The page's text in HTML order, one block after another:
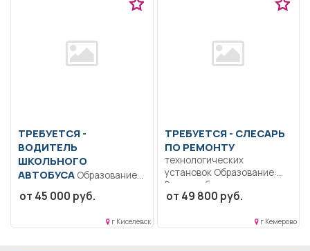
ТРЕБУЕТСЯ -
ВОДИТЕЛЬ
ШКОЛЬНОГО
АВТОБУСА
Соблюдать особую
перевозке детей,...
от 45 000 руб.
г Киселевск
ТРЕБУЕТСЯ - СЛЕСАРЬ
ПО РЕМОНТУ
технологических
установок Образование:
Высшее-бакалавриат..
Перемещение деталей,
от 49 800 руб.
г Кемерово